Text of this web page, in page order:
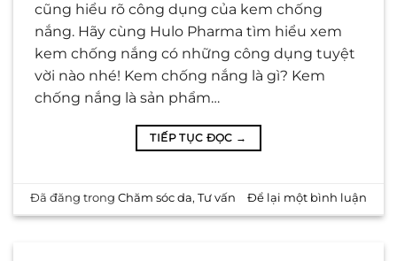
cũng hiểu rõ công dụng của kem chống
nắng. Hãy cùng Hulo Pharma tìm hiểu xem
kem chống nắng có những công dụng tuyệt
vời nào nhé! Kem chống nắng là gì? Kem
chống nắng là sản phẩm…
TIẾP TỤC ĐỌC →
Đã đăng trongChăm sóc da,Tư vấn Để lại một bình luận